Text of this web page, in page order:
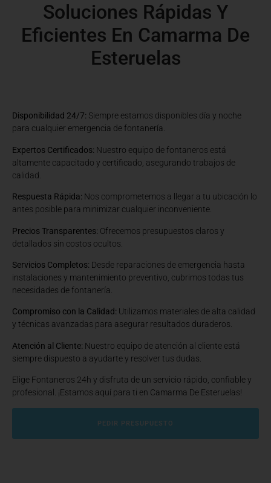
Soluciones Rápidas Y
Eficientes En Camarma De
Esteruelas
Disponibilidad 24/7: Siempre estamos disponibles día y noche
para cualquier emergencia de fontanería.
Expertos Certificados: Nuestro equipo de fontaneros está
altamente capacitado y certificado, asegurando trabajos de
calidad.
Respuesta Rápida: Nos comprometemos a llegar a tu ubicación lo
antes posible para minimizar cualquier inconveniente.
Precios Transparentes: Ofrecemos presupuestos claros y
detallados sin costos ocultos.
Servicios Completos: Desde reparaciones de emergencia hasta
instalaciones y mantenimiento preventivo, cubrimos todas tus
necesidades de fontanería.
Compromiso con la Calidad: Utilizamos materiales de alta calidad
y técnicas avanzadas para asegurar resultados duraderos.
Atención al Cliente: Nuestro equipo de atención al cliente está
siempre dispuesto a ayudarte y resolver tus dudas.
Elige Fontaneros 24h y disfruta de un servicio rápido, confiable y
profesional. ¡Estamos aquí para ti en Camarma De Esteruelas!
PEDIR PRESUPUESTO